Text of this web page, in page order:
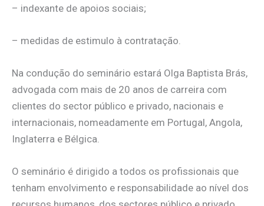
– indexante de apoios sociais;
– medidas de estimulo à contratação.
Na condução do seminário estará Olga Baptista Brás,
advogada com mais de 20 anos de carreira com
clientes do sector público e privado, nacionais e
internacionais, nomeadamente em Portugal, Angola,
Inglaterra e Bélgica.
O seminário é dirigido a todos os profissionais que
tenham envolvimento e responsabilidade ao nível dos